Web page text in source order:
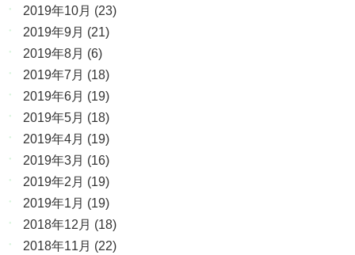
2019年10月 (23)
2019年9月 (21)
2019年8月 (6)
2019年7月 (18)
2019年6月 (19)
2019年5月 (18)
2019年4月 (19)
2019年3月 (16)
2019年2月 (19)
2019年1月 (19)
2018年12月 (18)
2018年11月 (22)